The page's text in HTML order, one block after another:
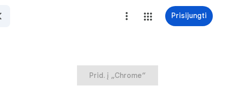
Prisijungti
Prid. į „Chrome“